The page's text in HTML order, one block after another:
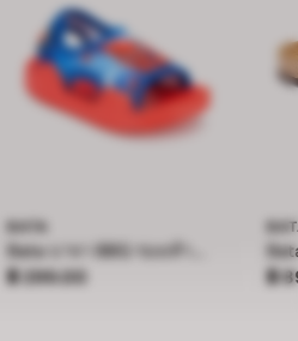
BATA
ราคา ฿ 299.00
฿ 299.00 รา
฿